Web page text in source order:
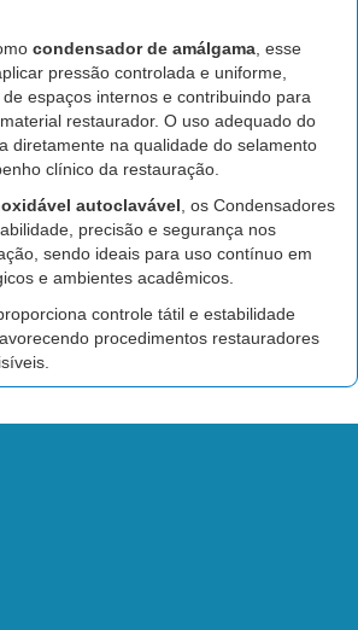
condensador de amálgama , esse
pressão controlada e uniforme,
espaços internos e contribuindo para
restaurador. O uso adequado do
diretamente na qualidade do selamento
clínico da restauração.
autoclavável , os Condensadores
precisão e segurança nos
sendo ideais para uso contínuo em
e ambientes acadêmicos.
controle tátil e estabilidade
procedimentos restauradores